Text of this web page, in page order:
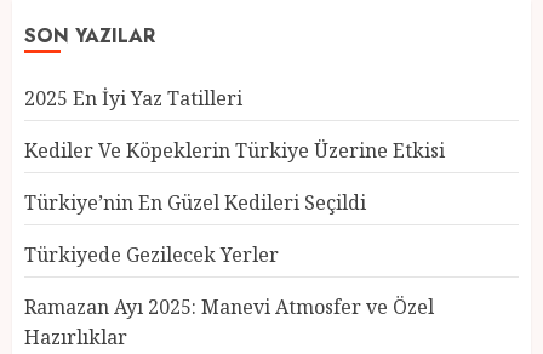
SON YAZILAR
2025 En İyi Yaz Tatilleri
Kediler Ve Köpeklerin Türkiye Üzerine Etkisi
Türkiye’nin En Güzel Kedileri Seçildi
Türkiyede Gezilecek Yerler
Ramazan Ayı 2025: Manevi Atmosfer ve Özel
Hazırlıklar
Türkiye’nin En Güzel Kedileri
Seçildi
12 MART 2025